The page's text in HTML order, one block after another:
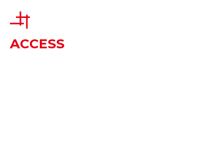
ACCESS